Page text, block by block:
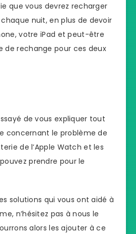
que vous devrez recharger
nuit, en plus de devoir
votre iPad et peut-être
de rechange pour ces deux
de vous expliquer tout
concernant le problème de
de l’Apple Watch et les
prendre pour le
solutions qui vous ont aidé à
n’hésitez pas à nous le
alors les ajouter à ce